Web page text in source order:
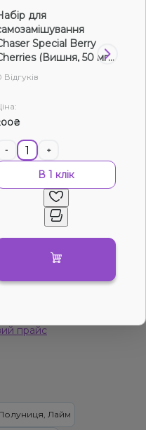
Артикул:
Flavorlab
прайс
Лайм
для
Special Berry
(Вишня, 50 мг,
мл)
Відгуків
- +
В 1 клік